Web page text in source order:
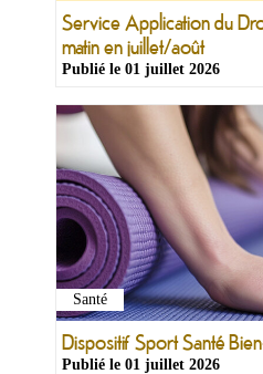
Service Application du
matin en juillet/août
Publié le 01 juillet 2026
Santé
Dispositif Sport Santé
Publié le 01 juillet 2026